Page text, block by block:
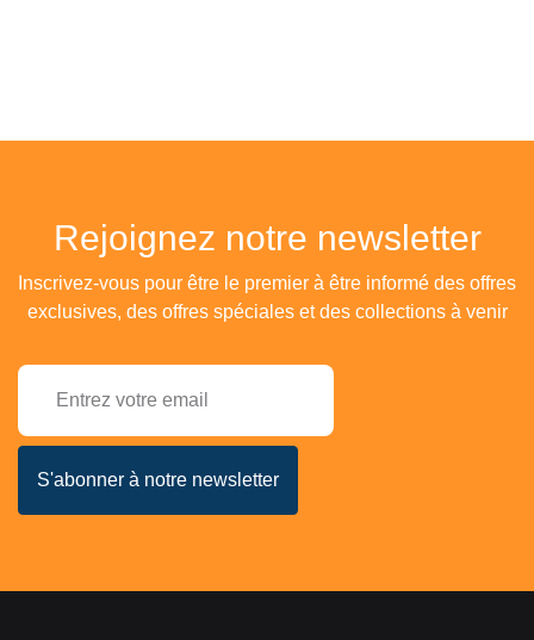
Rejoignez notre newsletter
Inscrivez-vous pour être le premier à être informé des offres
exclusives, des offres spéciales et des collections à venir